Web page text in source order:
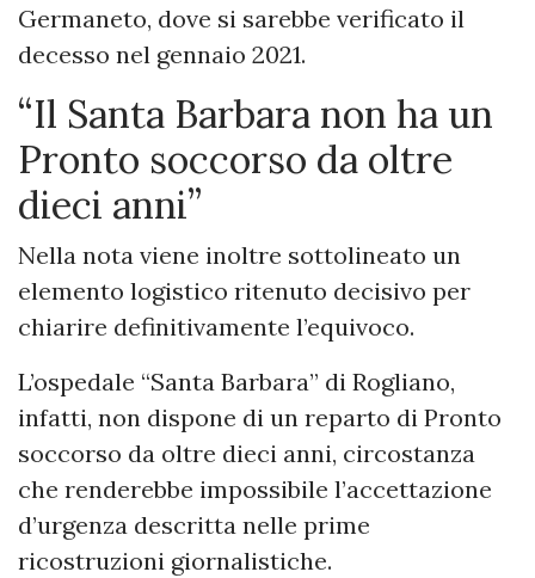
Germaneto, dove si sarebbe verificato il
decesso nel gennaio 2021.
“Il Santa Barbara non ha un
Pronto soccorso da oltre
dieci anni”
Nella nota viene inoltre sottolineato un
elemento logistico ritenuto decisivo per
chiarire definitivamente l’equivoco.
L’ospedale “Santa Barbara” di Rogliano,
infatti, non dispone di un reparto di Pronto
soccorso da oltre dieci anni, circostanza
che renderebbe impossibile l’accettazione
d’urgenza descritta nelle prime
ricostruzioni giornalistiche.